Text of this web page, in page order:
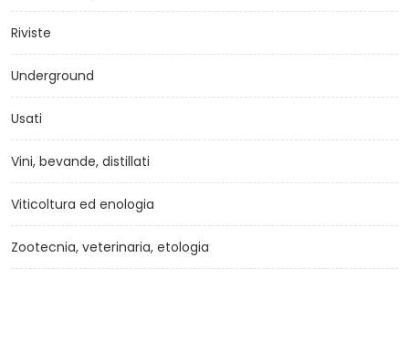
Riviste
Underground
Usati
Vini, bevande, distillati
Viticoltura ed enologia
Zootecnia, veterinaria, etologia